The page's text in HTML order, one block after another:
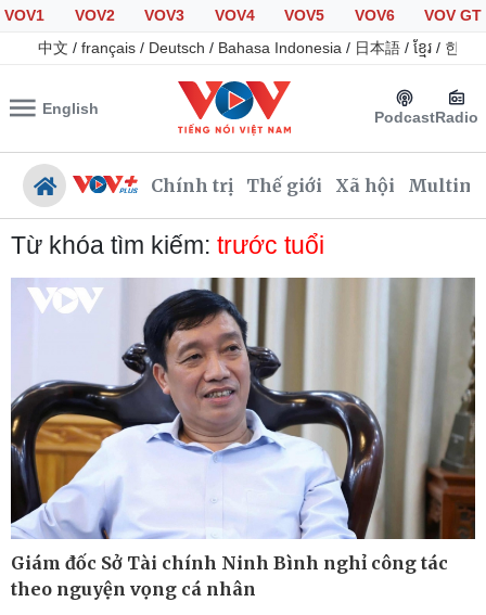
VOV1 VOV2 VOV3 VOV4 VOV5 VOV6
VOV GT
中文 / français / Deutsch / Bahasa Indonesia / 日本語 / ខ្មែរ / 한국
English PodcastRadio
Chính trị Thế giới Xã hội
Chính trị
Tổ chức nhân sự
Quốc hội
Nhận diện sự thật
Tin 24h
Giáo dục
Dự báo thời tiết
Dấu ấn VOV
Việc làm
Biển đảo
Từ khóa tìm kiếm: trước tuổi
Giám đốc Sở Tài chính Ninh Bình nghỉ công tác
theo nguyện vọng cá nhân